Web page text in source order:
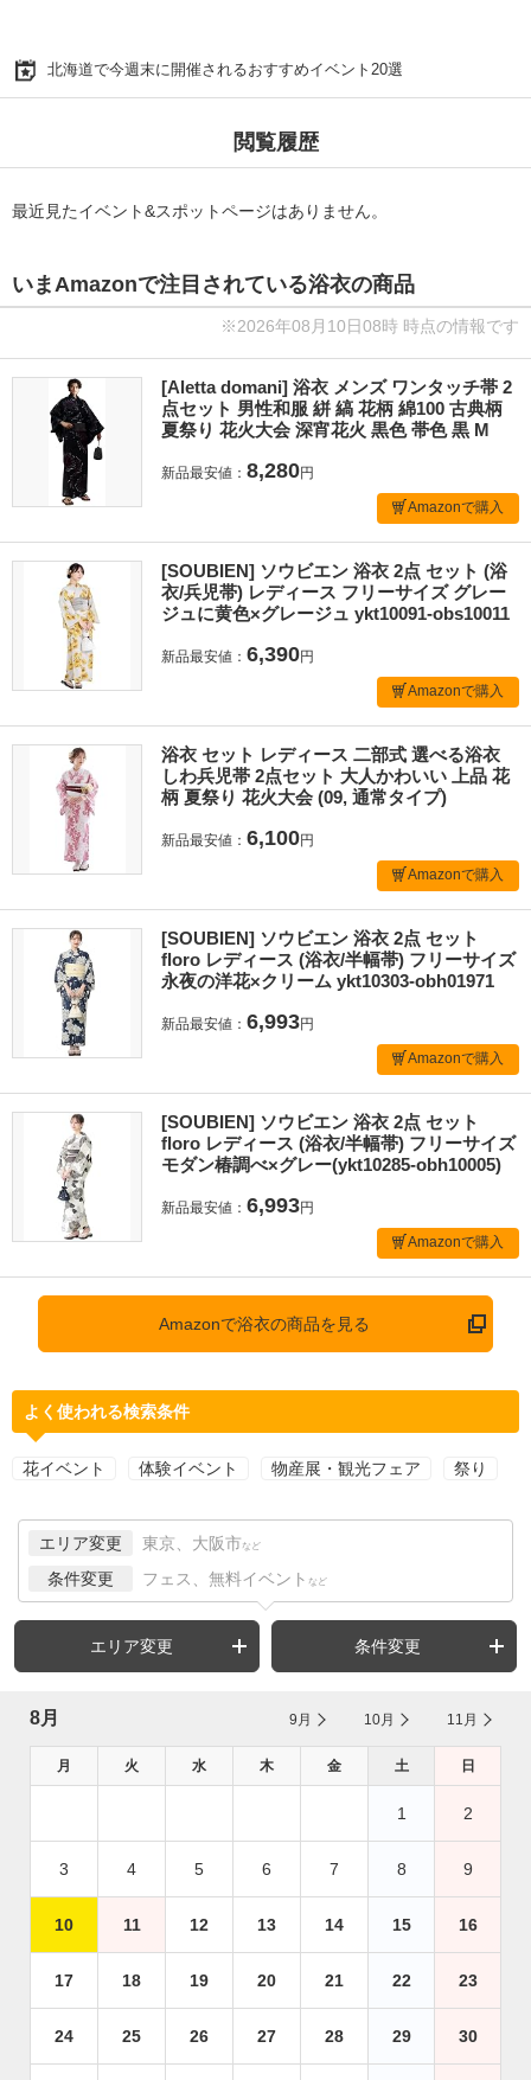
北海道で今週末に開催されるおすすめイベント20選
閲覧履歴
最近見たイベント&スポットページはありません。
いまAmazonで注目されている浴衣の商品
※2026年08月10日08時 時点の情報です
[Aletta domani] 浴衣 メンズ ワンタッチ帯 2
点セット 男性和服 絣 縞 花柄 綿100 古典柄
夏祭り 花火大会 深宵花火 黒色 帯色 黒 M
新品最安値： 8,280円
Amazonで購入
[SOUBIEN] ソウビエン 浴衣 2点 セット (浴
衣/兵児帯) レディース フリーサイズ グレー
ジュに黄色×グレージュ ykt10091-obs10011
新品最安値： 6,390円
Amazonで購入
浴衣 セット レディース 二部式 選べる浴衣
しわ兵児帯 2点セット 大人かわいい 上品 花
柄 夏祭り 花火大会 (09, 通常タイプ)
新品最安値： 6,100円
Amazonで購入
[SOUBIEN] ソウビエン 浴衣 2点 セット
floro レディース (浴衣/半幅帯) フリーサイズ
永夜の洋花×クリーム ykt10303-obh01971
新品最安値： 6,993円
Amazonで購入
[SOUBIEN] ソウビエン 浴衣 2点 セット
floro レディース (浴衣/半幅帯) フリーサイズ
モダン椿調べ×グレー(ykt10285-obh10005)
新品最安値： 6,993円
Amazonで購入
Amazonで浴衣の商品を見る
よく使われる検索条件
花イベント 体験イベント 物産展・観光フェア 祭り
エリア変更 東京、大阪市 など
条件変更 フェス、無料イベント など
エリア変更 条件変更
8月 9月 10月 11月
月 火 水 木 金 土 日
1 2
3 4 5 6 7 8 9
10 11 12 13 14 15 16
17 18 19 20 21 22 23
24 25 26 27 28 29 30